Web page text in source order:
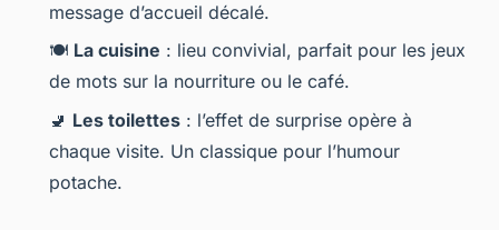
message d’accueil décalé.
🍽️ La cuisine : lieu convivial, parfait pour les jeux
de mots sur la nourriture ou le café.
🚽 Les toilettes : l’effet de surprise opère à
chaque visite. Un classique pour l’humour
potache.